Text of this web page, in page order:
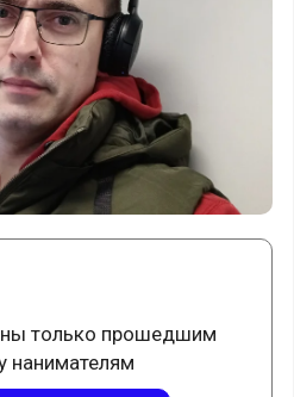
только прошедшим
нанимателям